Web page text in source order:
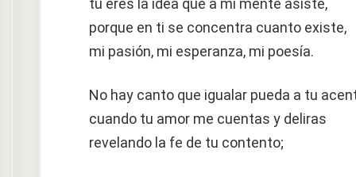
tú eres la idea que a mi mente asiste,
porque en ti se concentra cuanto existe,
mi pasión, mi esperanza, mi poesía.
No hay canto que igualar pueda a tu
cuando tu amor me cuentas y deliras
revelando la fe de tu contento;